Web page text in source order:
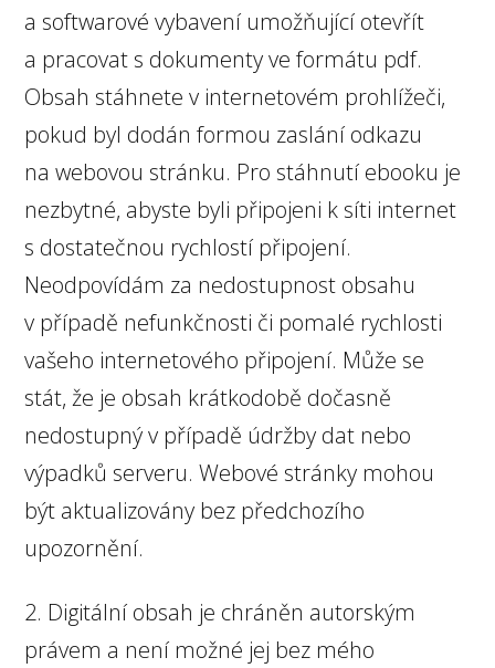
a softwarové vybavení umožňující otevřít
a pracovat s dokumenty ve formátu pdf.
Obsah stáhnete v internetovém prohlížeči,
pokud byl dodán formou zaslání odkazu
na webovou stránku. Pro stáhnutí ebooku je
nezbytné, abyste byli připojeni k síti internet
s dostatečnou rychlostí připojení.
Neodpovídám za nedostupnost obsahu
v případě nefunkčnosti či pomalé rychlosti
vašeho internetového připojení. Může se
stát, že je obsah krátkodobě dočasně
nedostupný v případě údržby dat nebo
výpadků serveru. Webové stránky mohou
být aktualizovány bez předchozího
upozornění.
2. Digitální obsah je chráněn autorským
právem a není možné jej bez mého